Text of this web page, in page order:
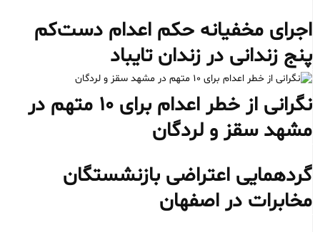
اجرای مخفیانه حکم اعدام دست‌کم
پنج زندانی در زندان تایباد
نگرانی از خطر اعدام برای ۱۰ متهم در
مشهد سقز و لردگان
گردهمایی اعتراضی بازنشستگان
مخابرات در اصفهان